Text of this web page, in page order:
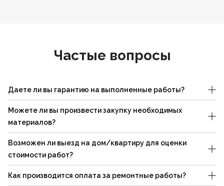
Частые вопросы
Даете ли вы гарантию на выполненные работы?
Можете ли вы произвести закупку необходимых
материалов?
Возможен ли выезд на дом/квартиру для оценки
стоимости работ?
Как производится оплата за ремонтные работы?